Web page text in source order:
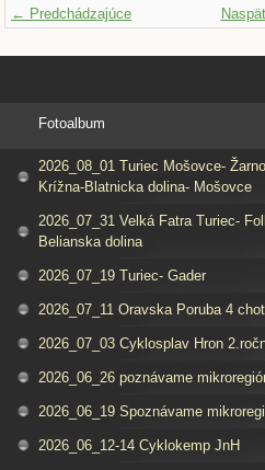
← Predchádzajúce
Fotoalbum
2026_08_01 Turiec Mošovce-
Krížna-Blatnicka dolina- Mošovce
2026_07_31 Velká Fatra Turiec-
Belianska dolina
2026_07_19 Turiec- Gader
2026_07_11 Oravska Poruba 4
2026_07_03 Cyklosplav Hron
2026_06_26 poznávame
2026_06_19 Spoznávame
2026_06_12-14 Cyklokemp JnH